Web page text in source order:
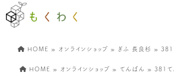
HOME » オンラインショップ » ぎふ 長良杉 » 381
HOME » オンラインショップ » てんばん » 381て